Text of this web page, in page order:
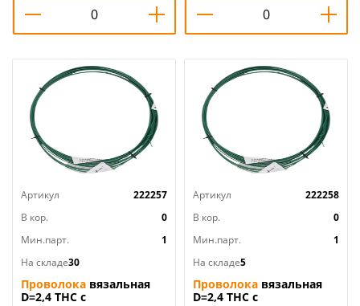
Артикул
222257
В кор.
0
Мин.парт.
1
На складе30
Проволока вязальная
D=2,4 ТНС с
Артикул
222258
В кор.
0
Мин.парт.
1
На складе5
Проволока вязальная
D=2,4 ТНС с